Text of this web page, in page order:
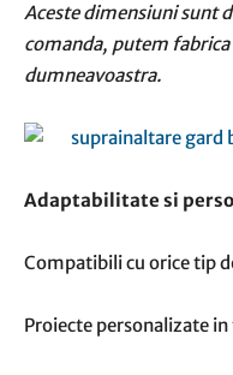
Aceste dimensiuni sunt
comanda, putem
dumneavoastra.
Adaptabilitate si
Compatibili cu orice tip
Proiecte personalizate